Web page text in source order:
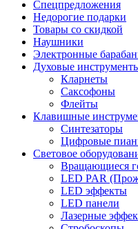
Спецпредложения
Недорогие подарки
Товары со скидкой
Наушники
Электронные
Духовые
Кларнеты
Саксофоны
Флейты
Клавишные
Синтезаторы
Цифровые
Световое
Вращающиеся
LED PAR
LED эффекты
LED панели
Лазерные